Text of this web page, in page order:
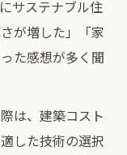
サステナブル住
が増した」「家
た感想が多く聞
は、建築コスト
した技術の選択